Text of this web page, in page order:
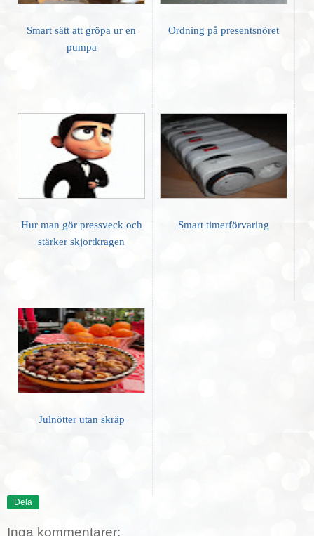
Smart sätt att gröpa ur en
pumpa
Ordning på presentsnöret
Hur man gör pressveck och
stärker skjortkragen
Smart timerförvaring
Julnötter utan skräp
Dela
Inga kommentarer: